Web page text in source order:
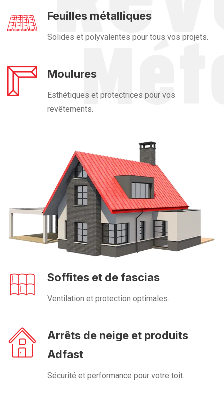
Feuilles métalliques
Solides et polyvalentes pour tous vos projets.
Moulures
Esthétiques et protectrices pour vos
revêtements.
Soffites et de fascias
Ventilation et protection optimales.
Arrêts de neige et produits
Adfast
Sécurité et performance pour votre toit.